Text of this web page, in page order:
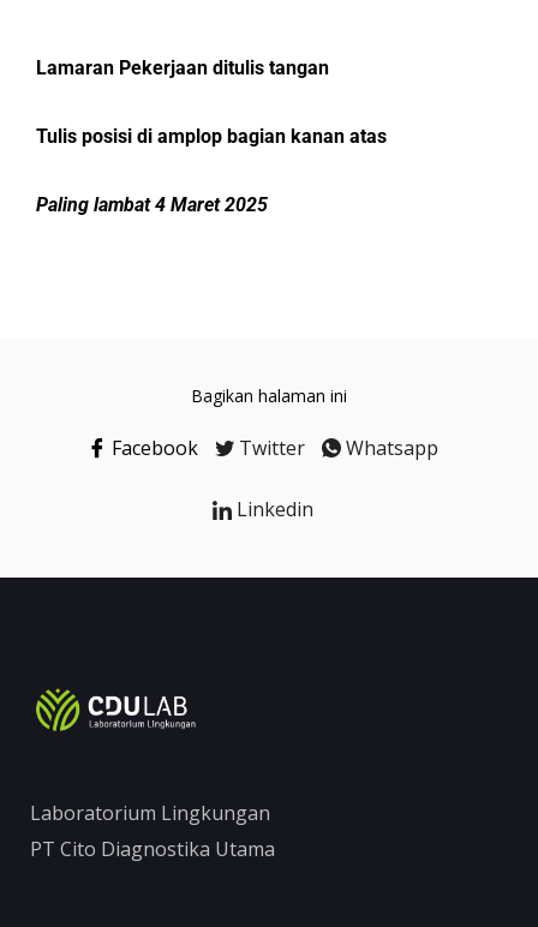
Lamaran Pekerjaan ditulis tangan
Tulis posisi di amplop bagian kanan atas
Paling lambat 4 Maret 2025
Bagikan halaman ini
Facebook Twitter Whatsapp
Linkedin
Laboratorium Lingkungan
PT Cito Diagnostika Utama